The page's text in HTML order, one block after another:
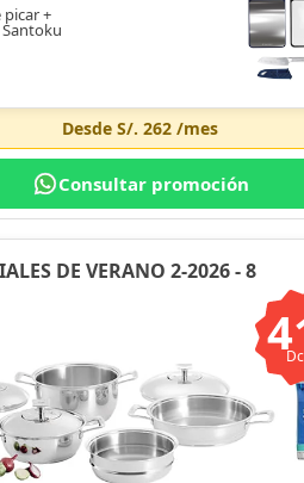
picar +
DesdeS/. 262 /mes
Consultar promoción
DE VERANO 2-2026 - 8